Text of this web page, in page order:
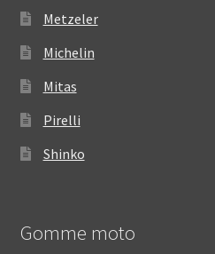
Metzeler
Michelin
Mitas
Pirelli
Shinko
Gomme moto